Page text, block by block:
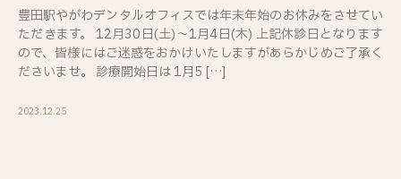
豊田駅やがわデンタルオフィスでは年末年始のお休みをさせてい
ただきます。 12月30日(土)～1月4日(木) 上記休診日となります
ので、皆様にはご迷惑をおかけいたしますがあらかじめご了承く
ださいませ。 診療開始日は 1月5 […]
2023.12.25